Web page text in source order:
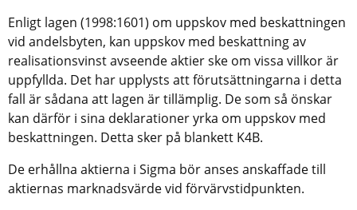
Enligt lagen (1998:1601) om uppskov med beskattningen
vid andelsbyten, kan uppskov med beskattning av
realisationsvinst avseende aktier ske om vissa villkor är
uppfyllda. Det har upplysts att förutsättningarna i detta
fall är sådana att lagen är tillämplig. De som så önskar
kan därför i sina deklarationer yrka om uppskov med
beskattningen. Detta sker på blankett K4B.
De erhållna aktierna i Sigma bör anses anskaffade till
aktiernas marknadsvärde vid förvärvstidpunkten.